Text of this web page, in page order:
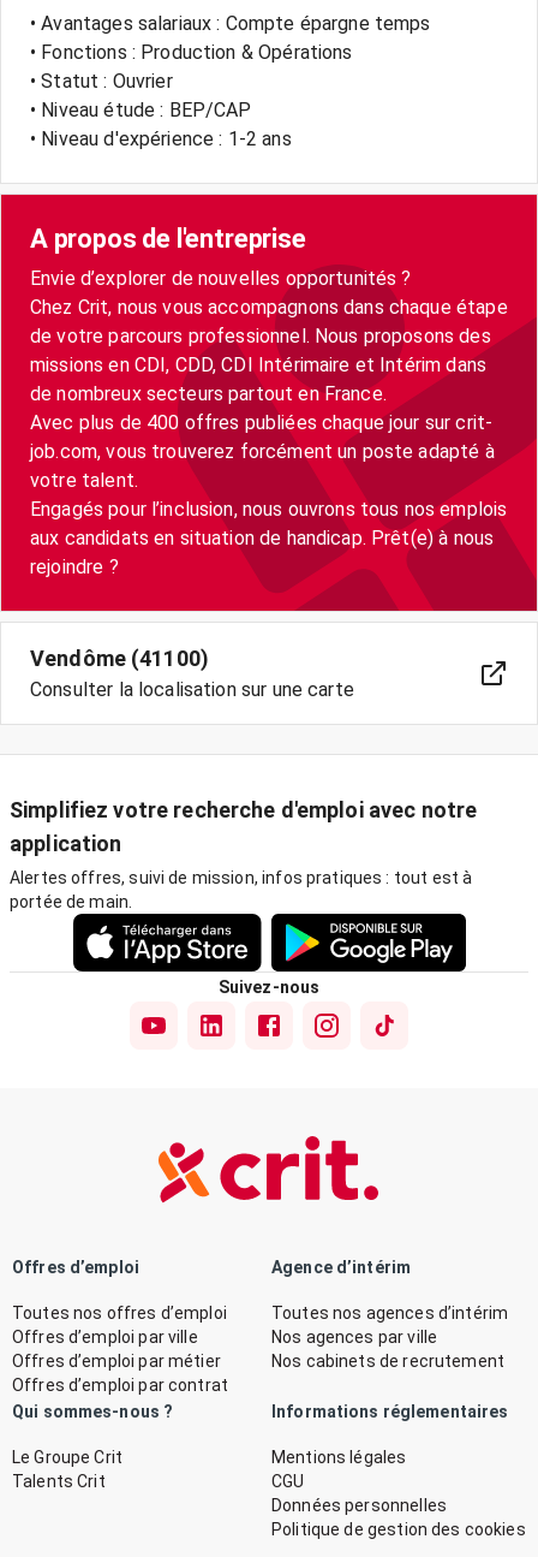
• Avantages salariaux : Compte épargne temps
• Fonctions : Production & Opérations
• Statut : Ouvrier
• Niveau étude : BEP/CAP
• Niveau d'expérience : 1-2 ans
A propos de l'entreprise
Envie d’explorer de nouvelles opportunités ?
Chez Crit, nous vous accompagnons dans chaque étape
de votre parcours professionnel. Nous proposons des
missions en CDI, CDD, CDI Intérimaire et Intérim dans
de nombreux secteurs partout en France.
Avec plus de 400 offres publiées chaque jour sur crit-
job.com, vous trouverez forcément un poste adapté à
votre talent.
Engagés pour l’inclusion, nous ouvrons tous nos emplois
aux candidats en situation de handicap. Prêt(e) à nous
Vendôme (41100)
Consulter la localisation sur une carte
Simplifiez votre recherche d'emploi avec notre
application
Alertes offres, suivi de mission, infos pratiques : tout est à
portée de main.
Suivez-nous
Offres d’emploi
Toutes nos offres d’emploi
Offres d’emploi par ville
Offres d’emploi par métier
Offres d’emploi par contrat
Agence d’intérim
Toutes nos agences d’intérim
Nos agences par ville
Nos cabinets de recrutement
Qui sommes-nous ?
Le Groupe Crit
Talents Crit
Informations réglementaires
Mentions légales
CGU
Données personnelles
Politique de gestion des cookies